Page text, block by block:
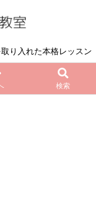
り入れた本格レッスン
検索